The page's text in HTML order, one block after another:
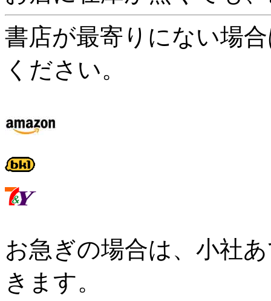
書店が最寄りにない場
ください。
お急ぎの場合は、小社
きます。